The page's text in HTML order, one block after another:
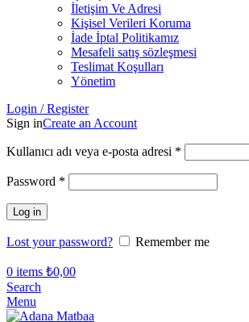
İletişim Ve Adresi
Kişisel Verileri Koruma
İade İptal Politikamız
Mesafeli satış sözleşmesi
Teslimat Koşulları
Yönetim
Login / Register
Sign inCreate an Account
Kullanıcı adı veya e-posta adresi *
Password *
Log in
Lost your password? Remember me
0 items ₺0,00
Search
Menu